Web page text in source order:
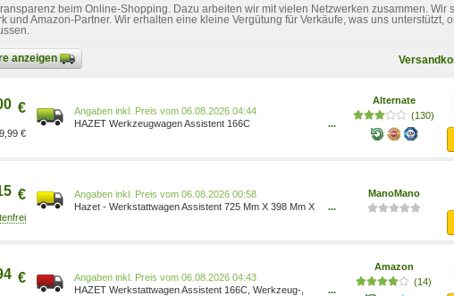
beim Online-Shopping. Dazu arbeiten wir mit vielen Netzwerken zusammen. Wir
und Amazon-Partner. Wir erhalten eine kleine Vergütung für Verkäufe, was uns unterstützt,
anzeigen
€
€
Preis vom 06.08.2026 04:44
HAZET Werkzeugwagen Assistent 166C
...
Alternate
(130)
€
Preis vom 06.08.2026 00:58
Hazet - Werkstattwagen Assistent 725 Mm X 398 Mm X
...
ManoMano
€
Preis vom 06.08.2026 04:43
HAZET Werkstattwagen Assistent 166C, Werkzeug-,
...
Amazon
(14)